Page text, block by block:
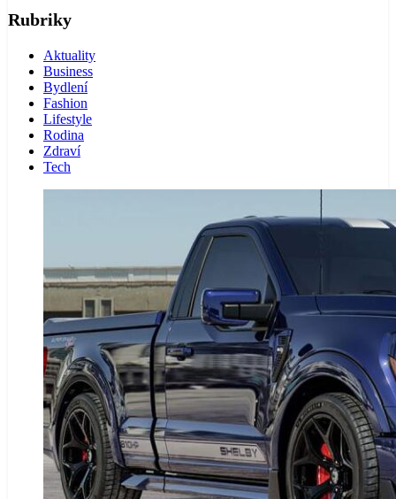
Rubriky
Aktuality
Business
Bydlení
Fashion
Lifestyle
Rodina
Zdraví
Tech